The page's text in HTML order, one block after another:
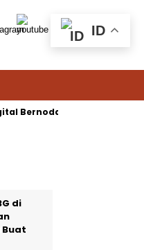
Chromebook Nadiem
di
Buat
ID